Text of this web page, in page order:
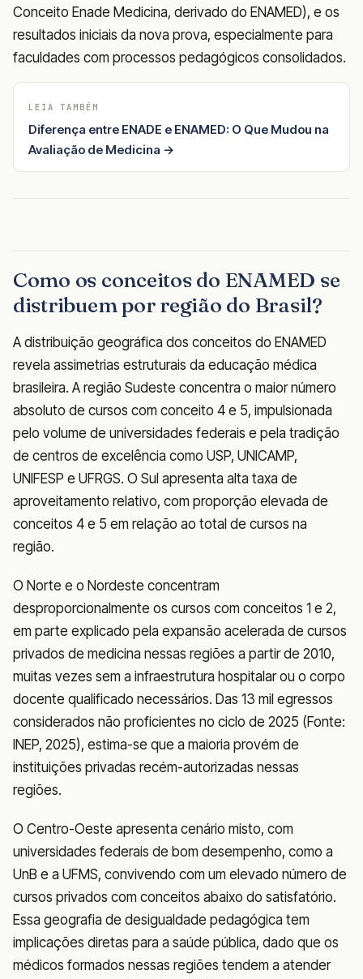
Conceito Enade Medicina, derivado do ENAMED), e os
resultados iniciais da nova prova, especialmente para
faculdades com processos pedagógicos consolidados.
LEIA TAMBÉM
Diferença entre ENADE e ENAMED: O Que Mudou na
Avaliação de Medicina →
Como os conceitos do ENAMED se
distribuem por região do Brasil?
A distribuição geográfica dos conceitos do ENAMED
revela assimetrias estruturais da educação médica
brasileira. A região Sudeste concentra o maior número
absoluto de cursos com conceito 4 e 5, impulsionada
pelo volume de universidades federais e pela tradição
de centros de excelência como USP, UNICAMP,
UNIFESP e UFRGS. O Sul apresenta alta taxa de
aproveitamento relativo, com proporção elevada de
conceitos 4 e 5 em relação ao total de cursos na
região.
O Norte e o Nordeste concentram
desproporcionalmente os cursos com conceitos 1 e 2,
em parte explicado pela expansão acelerada de cursos
privados de medicina nessas regiões a partir de 2010,
muitas vezes sem a infraestrutura hospitalar ou o corpo
docente qualificado necessários. Das 13 mil egressos
considerados não proficientes no ciclo de 2025 (Fonte:
INEP, 2025), estima-se que a maioria provém de
instituições privadas recém-autorizadas nessas
regiões.
O Centro-Oeste apresenta cenário misto, com
universidades federais de bom desempenho, como a
UnB e a UFMS, convivendo com um elevado número de
cursos privados com conceitos abaixo do satisfatório.
Essa geografia de desigualdade pedagógica tem
implicações diretas para a saúde pública, dado que os
médicos formados nessas regiões tendem a atender